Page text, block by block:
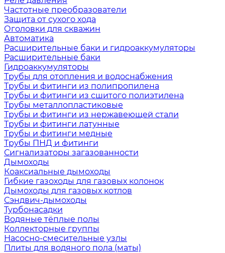
Частотные преобразователи
Защита от сухого хода
Оголовки для скважин
Автоматика
Расширительные баки и гидроаккумуляторы
Расширительные баки
Гидроаккумуляторы
Трубы для отопления и водоснабжения
Трубы и фитинги из полипропилена
Трубы и фитинги из сшитого полиэтилена
Трубы металлопластиковые
Трубы и фитинги из нержавеющей стали
Трубы и фитинги латунные
Трубы и фитинги медные
Трубы ПНД и фитинги
Сигнализаторы загазованности
Дымоходы
Коаксиальные дымоходы
Гибкие газоходы для газовых колонок
Дымоходы для газовых котлов
Сэндвич-дымоходы
Турбонасадки
Водяные тёплые полы
Коллекторные группы
Насосно-смесительные узлы
Плиты для водяного пола (маты)